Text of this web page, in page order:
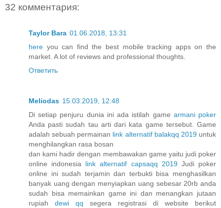
32 комментария:
Taylor Bara 01.06.2018, 13:31
here you can find the best mobile tracking apps on the
market. A lot of reviews and professional thoughts.
Ответить
Meliodas 15.03.2019, 12:48
Di setiap penjuru dunia ini ada istilah game armani poker
Anda pasti sudah tau arti dari kata game tersebut. Game
adalah sebuah permainan link alternatif balakqq 2019untuk
menghilangkan rasa bosan
dan kami hadir dengan membawakan game yaitu judi poker
online indonesia link alternatif capsaqq 2019Judi poker
online ini sudah terjamin dan terbukti bisa menghasilkan
banyak uang dengan menyiapkan uang sebesar 20rb anda
sudah bisa memainkan game ini dan menangkan jutaan
rupiah dewi qq segera registrasi di website berikut